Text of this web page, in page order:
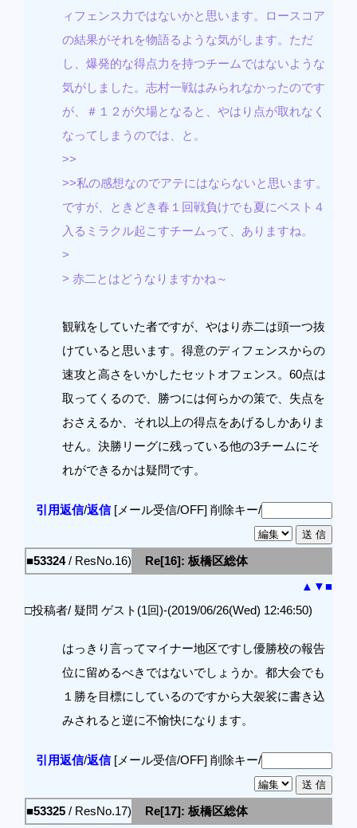
ィフェンス力ではないかと思います。ロースコア
の結果がそれを物語るような気がします。ただ
し、爆発的な得点力を持つチームではないような
気がしました。志村一戦はみられなかったのです
が、＃１２が欠場となると、やはり点が取れなく
なってしまうのでは、と。
>>
>>私の感想なのでアテにはならないと思います。
ですが、ときどき春１回戦負けでも夏にベスト４
入るミラクル起こすチームって、ありますね。
>
> 赤二とはどうなりますかね～
観戦をしていた者ですが、やはり赤二は頭一つ抜
けていると思います。得意のディフェンスからの
速攻と高さをいかしたセットオフェンス。60点は
取ってくるので、勝つには何らかの策で、失点を
おさえるか、それ以上の得点をあげるしかありま
せん。決勝リーグに残っている他の3チームにそ
れができるかは疑問です。
引用返信/返信[メール受信/OFF] 削除キー/
■53324/ ResNo.16)
Re[16]: 板橋区総体
▲ ▼■
□投稿者/ 疑問 ゲスト(1回)-(2019/06/26(Wed) 12:46:50)
はっきり言ってマイナー地区ですし優勝校の報告
位に留めるべきではないでしょうか。都大会でも
１勝を目標にしているのですから大袈裟に書き込
みされると逆に不愉快になります。
引用返信/返信[メール受信/OFF] 削除キー/
■53325 / ResNo.17)
Re[17]: 板橋区総体